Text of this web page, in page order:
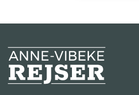
Anne-Vibeke Rejser